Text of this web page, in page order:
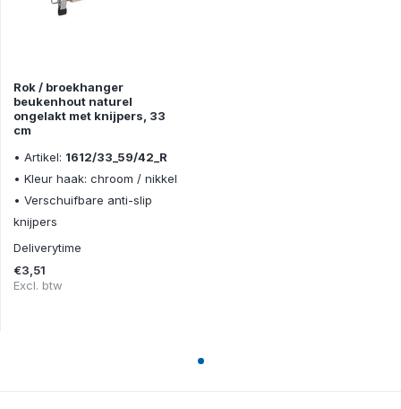
Rok / broekhanger
beukenhout naturel
ongelakt met knijpers, 33
cm
• Artikel: 1612/33_59/42_R
• Kleur haak: chroom / nikkel
• Verschuifbare anti-slip
knijpers
Deliverytime
€3,51
Excl. btw